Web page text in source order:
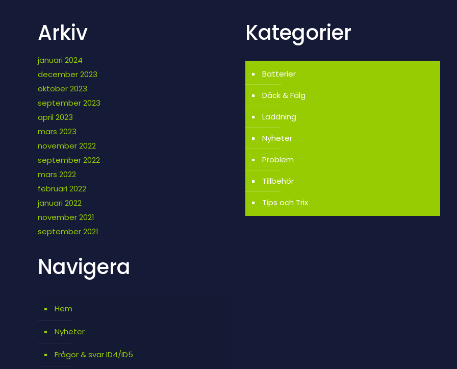
Arkiv
januari 2024
december 2023
oktober 2023
september 2023
april 2023
mars 2023
november 2022
september 2022
mars 2022
februari 2022
januari 2022
november 2021
september 2021
Navigera
Hem
Nyheter
Frågor & svar ID4/ID5
Kategorier
Batterier
Däck & Fälg
Laddning
Nyheter
Problem
Tillbehör
Tips och Trix